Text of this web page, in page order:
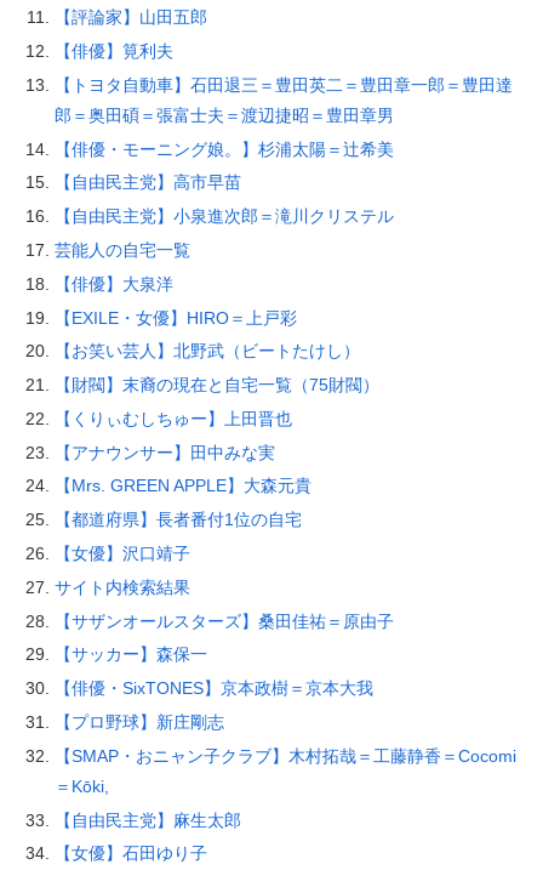
【評論家】山田五郎
【俳優】筧利夫
【トヨタ自動車】石田退三＝豊田英二＝豊田章一郎＝豊田達
郎＝奥田碩＝張富士夫＝渡辺捷昭＝豊田章男
【俳優・モーニング娘。】杉浦太陽＝辻希美
【自由民主党】高市早苗
【自由民主党】小泉進次郎＝滝川クリステル
芸能人の自宅一覧
【俳優】大泉洋
【EXILE・女優】HIRO＝上戸彩
【お笑い芸人】北野武（ビートたけし）
【財閥】末裔の現在と自宅一覧（75財閥）
【くりぃむしちゅー】上田晋也
【アナウンサー】田中みな実
【Mrs. GREEN APPLE】大森元貴
【都道府県】長者番付1位の自宅
【女優】沢口靖子
サイト内検索結果
【サザンオールスターズ】桑田佳祐＝原由子
【サッカー】森保一
【俳優・SixTONES】京本政樹＝京本大我
【プロ野球】新庄剛志
【SMAP・おニャン子クラブ】木村拓哉＝工藤静香＝Cocomi
＝Kōki,
【自由民主党】麻生太郎
【女優】石田ゆり子